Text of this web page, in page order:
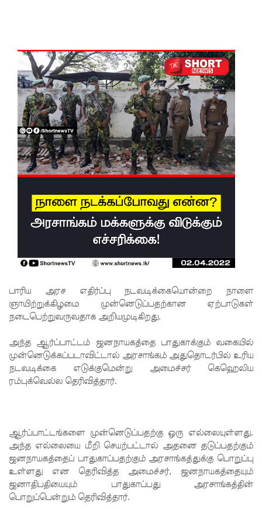
ந்திரன்
குற்றச்சாட்
டு!
மன்னாரி
ல்
அனுமதியி
ன்றி
பறக்கவிட்
ட 16 வயது
கைது!
ஸ்ரீலங்கா
பொதுஜன
வின்
பொதுச்
செயலாள
காரியவச
ம் கைது!
22 ஆவது
அரசியல
பாரிய அரச எதிர்ப்பு நடவடிக்கையொன்றை நாளை
ஞாயிற்றுக்கிழமை முன்னெடுப்பதற்கான ஏற்பாடுகள்
நடைபெற்றுவருவதாக அறியமுடிகிறது.
அந்த ஆர்ப்பாட்டம் ஜனநாயகத்தை பாதுகாக்கும் வகையில்
முன்னெடுக்கப்படாவிட்டால் அரசாங்கம் அதுதொடர்பில் உரிய
நடவடிக்கை எடுக்குமென்று அமைச்சர் கெஹெலிய
ரம்புக்வெல்ல தெரிவித்தார்.
ஆர்ப்பாட்டங்களை முன்னெடுப்பதற்கு ஒரு எல்லையுள்ளது.
அந்த எல்லையை மீறி செயற்பட்டால் அதனை தடுப்பதற்கும்
ஜனநாயகத்தைப் பாதுகாப்பதற்கும் அரசாங்கத்துக்கு பொறுப்பு
உள்ளது என தெரிவித்த அமைச்சர், ஜனநாயகத்தையும்
ஜனாதிபதியையும் பாதுகாப்பது அரசாங்கத்தின்
பொறுப்பென்றும் தெரிவித்தார்.